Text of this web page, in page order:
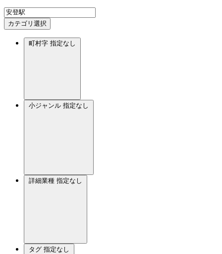
カテゴリ選択
町村字 指定なし
小ジャンル 指定なし
詳細業種 指定なし
タグ 指定なし